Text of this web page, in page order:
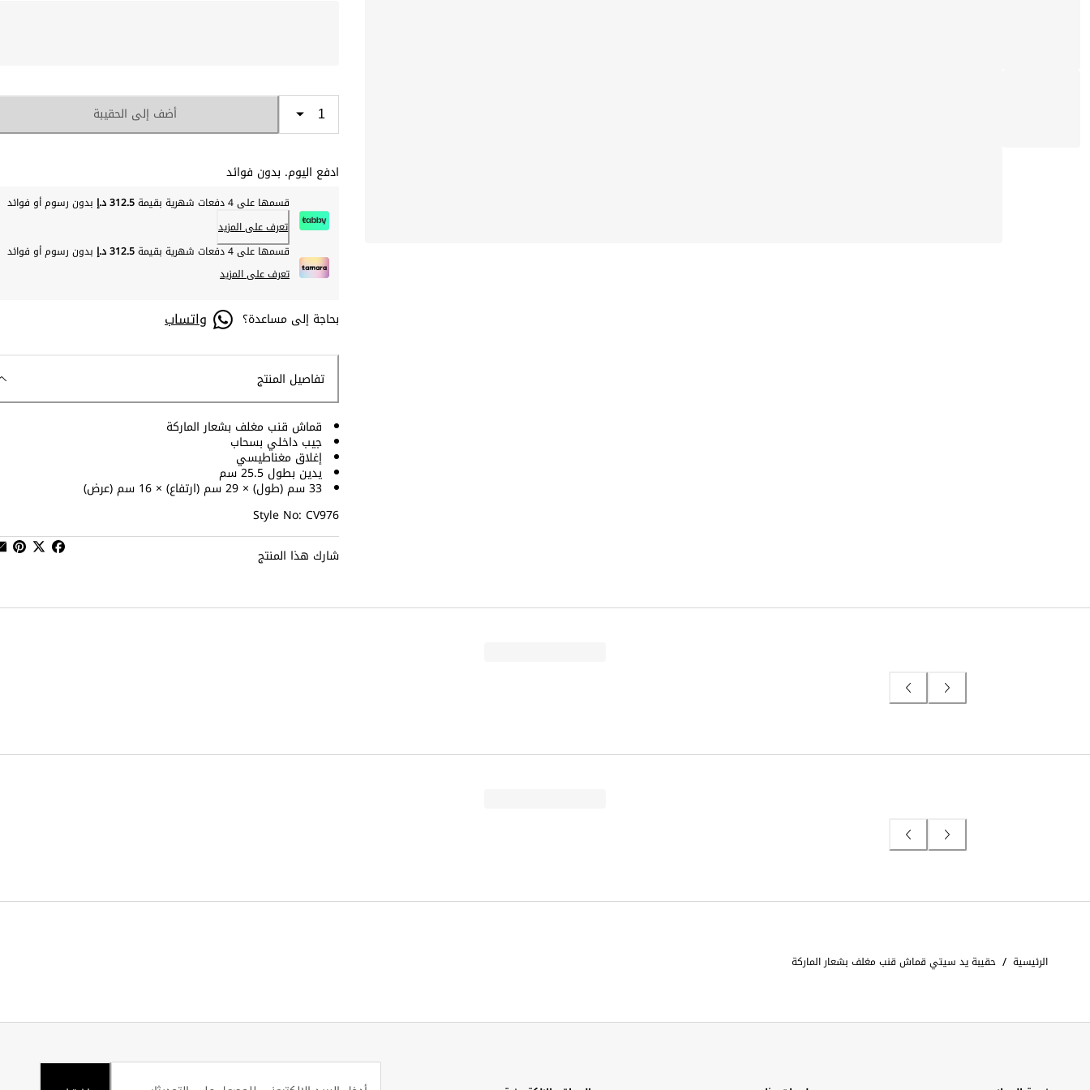
أضف إلى الحقيبة
ادفع اليوم. بدون فوائد
قسمها على 4 دفعات شهرية بقيمة 312.5 د.إ
بدون رسوم أو فوائد
تعرف على المزيد
قسمها على 4 دفعات شهرية بقيمة
312.5 د.إ
بدون رسوم أو فوائد
تعرف على المزيد
بحاجة إلى مساعدة؟ واتساب
تفاصيل المنتج
قماش قنب مغلف بشعار الماركة
جيب داخلي بسحاب
إغلاق مغناطيسي
يدين بطول 25.5 سم
33 سم (طول) × 29 سم (ارتفاع) × 16 سم (عرض)
Style No: CV976
شارك هذا المنتج
الرئيسية / حقيبة يد سيتي قماش قنب مغلف بشعار الماركة